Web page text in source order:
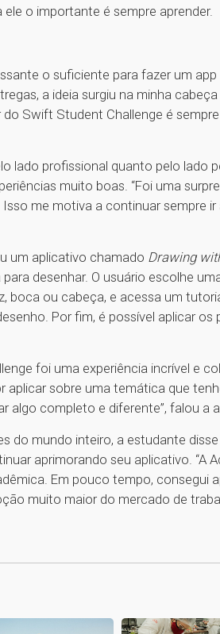
o importante é sempre aprender.
o suficiente para fazer um app
a ideia surgiu na minha cabeça
Swift Student Challenge é
lado profissional quanto pelo lado
muito boas. “Foi uma
me motiva a continuar sempre ir
um aplicativo chamado Drawing
desenhar. O usuário escolhe
boca ou cabeça, e acessa um
Por fim, é possível aplicar os
foi uma experiência incrível e
aplicar sobre uma temática que
algo completo e diferente”, falou a
do mundo inteiro, a estudante disse
aprimorando seu aplicativo. “A
Em pouco tempo, consegui
muito maior do mercado de